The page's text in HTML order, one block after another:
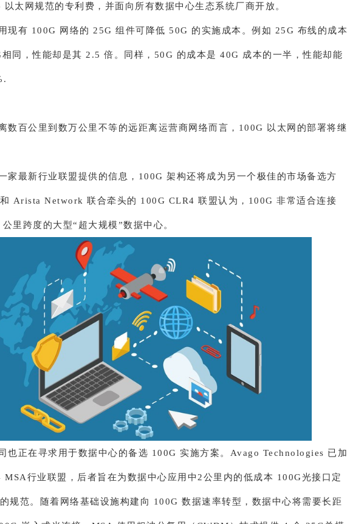
以太网规范的专利费，并面向所有数据中心生态系统厂商开放。
现有 100G 网络的 25G 组件可降低 50G 的实施成本。例如 25G 布线的成本
同，性能却是其 2.5 倍。同样，50G 的成本是 40G 成本的一半，性能却能
数百公里到数万公里不等的远距离运营商网络而言，100G 以太网的部署将继
家最新行业联盟提供的信息，100G 架构还将成为另一个极佳的市场备选方
Arista Network 联合牵头的 100G CLR4 联盟认为，100G 非常适合连接
里跨度的大型“超大规模”数据中心。
也正在寻求用于数据中心的备选 100G 实施方案。Avago Technologies 已加
MSA行业联盟，后者旨在为数据中心应用中2公里内的低成本 100G光接口定
规范。随着网络基础设施构建向 100G 数据速率转型，数据中心将需要长距